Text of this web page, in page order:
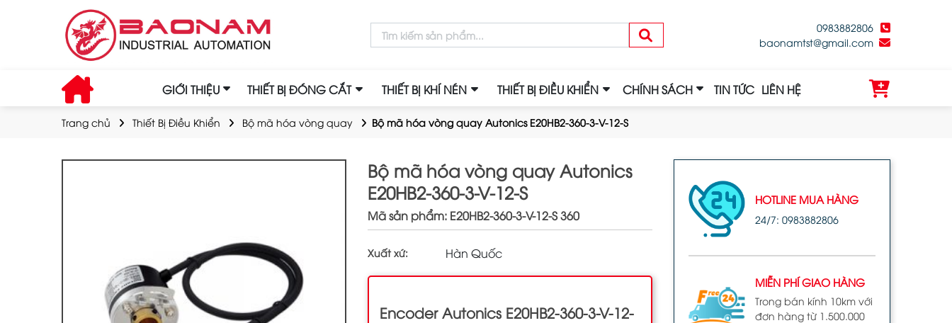
0983882806
baonamtst@gmail.com
GIỚI THIỆU THIẾT BỊ ĐÓNG CẮT THIẾT BỊ KHÍ NÉN THIẾT BỊ ĐIỀU KHIỂN CHÍNH SÁCH TIN TỨC LIÊN HỆ
Trang chủ Thiết Bị Điều Khiển Bộ mã hóa vòng quay Bộ mã hóa vòng quay Autonics E20HB2-360-3-V-12-S
Bộ mã hóa vòng quay Autonics
E20HB2-360-3-V-12-S
Mã sản phẩm: E20HB2-360-3-V-12-S 360
Xuất xứ: Hàn Quốc
Encoder Autonics E20HB2-360-3-V-12-
HOTLINE MUA HÀNG
24/7: 0983882806
MIỄN PHÍ GIAO HÀNG
Trong bán kính 10km với
đơn hàng từ 1.500.000